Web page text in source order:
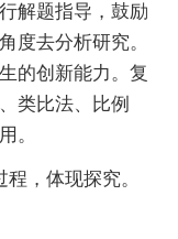
解题指导，鼓励
度去分析研究。
的创新能力。复
类比法、比例
。
，体现探究。